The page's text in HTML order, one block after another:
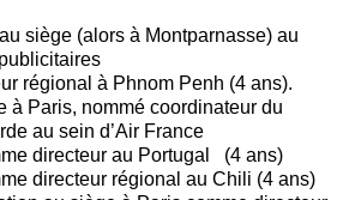
siège (alors à Montparnasse) au
régional à Phnom Penh (4 ans).
à Paris, nommé coordinateur du
au sein d’Air France
directeur au Portugal (4 ans)
directeur régional au Chili (4 ans)